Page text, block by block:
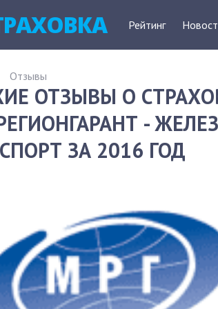
Рейтинг
Отзывы
ОТЗЫВЫ О
-
ЗА 2016 ГОД